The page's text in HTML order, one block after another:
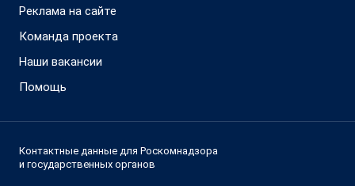
Реклама на сайте
Команда проекта
Наши вакансии
Помощь
Контактные данные для Роскомнадзора
и государственных органов